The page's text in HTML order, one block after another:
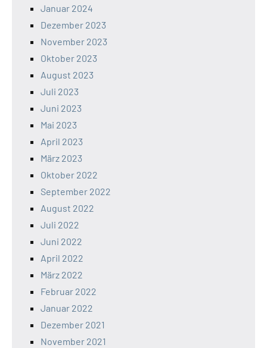
Januar 2024
Dezember 2023
November 2023
Oktober 2023
August 2023
Juli 2023
Juni 2023
Mai 2023
April 2023
März 2023
Oktober 2022
September 2022
August 2022
Juli 2022
Juni 2022
April 2022
März 2022
Februar 2022
Januar 2022
Dezember 2021
November 2021